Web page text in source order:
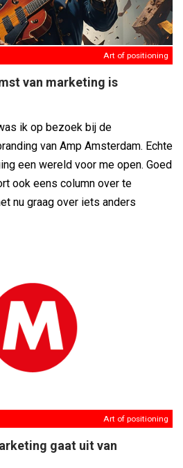
Art of positioning
van marketing is
ik op bezoek bij de
van Amp Amsterdam. Echte
een wereld voor me open. Goed
ook eens column over te
nu graag over iets anders
Art of positioning
gaat uit van